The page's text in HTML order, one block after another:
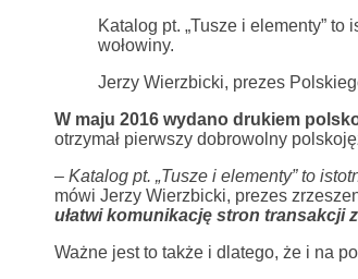
Katalog pt. „Tusze i elementy”
wołowiny.
Jerzy Wierzbicki, prezes
W maju 2016 wydano drukiem
otrzymał pierwszy dobrowolny
– Katalog pt. „Tusze i elementy” to
mówi Jerzy Wierzbicki, prezes
ułatwi komunikację stron transakcji
Ważne jest to także i dlatego, że i na